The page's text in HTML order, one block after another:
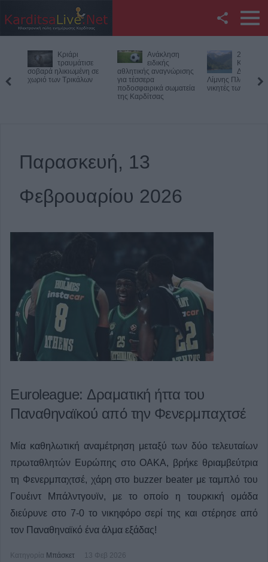
Twitter
YouTube
Επικοινωνία με το
σε
ειδικής
αθλητικής αναγνώρισης
για τέσσερα
ποδοσφαιρικά σωματεία
27ος
Διάπλους
Λίμνης Πλαστήρα: Οι
νικητές των αγώνων
Πιερία
Παρασκευή, 13
Φεβρουαρίου 2026
Euroleague: Δραματική ήττα του
Παναθηναϊκού από την Φενερμπαχτσέ
Μία καθηλωτική αναμέτρηση μεταξύ των δύο τελευταίων
πρωταθλητών Ευρώπης στο ΟΑΚΑ, βρήκε θριαμβεύτρια
τη Φενερμπαχτσέ, χάρη στο buzzer beater με ταμπλό του
Γουέιντ Μπάλντγουϊν, με το οποίο η τουρκική ομάδα
διεύρυνε στο 7-0 το νικηφόρο σερί της και στέρησε από
τον Παναθηναϊκό ένα άλμα εξάδας!
Κατηγορία Μπάσκετ 13 Φεβ 2026